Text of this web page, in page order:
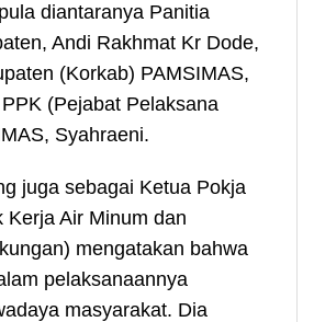
diantaranya Panitia
Andi Rakhmat Kr Dode,
(Korkab) PAMSIMAS,
(Pejabat Pelaksana
Syahraeni.
juga sebagai Ketua Pokja
Kerja Air Minum dan
mengatakan bahwa
pelaksanaannya
masyarakat. Dia